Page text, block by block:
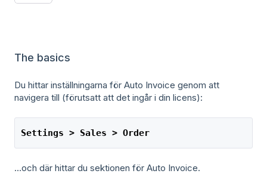
The basics
Du hittar inställningarna för Auto Invoice genom att
navigera till (förutsatt att det ingår i din licens):
Settings > Sales > Order
…och där hittar du sektionen för Auto Invoice.